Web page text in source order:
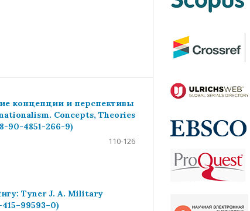
концепции и перспективы
Concepts, Theories
90-4851-266-9)
110-126
Tyner J. A. Military